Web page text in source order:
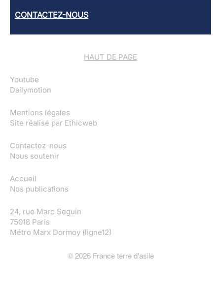
CONTACTEZ-NOUS
HAUT DE PAGE
Youtube
Dailymotion
Mentions légales
Site réalisé par Ethicweb
Contactez-nous
Nous soutenir
Accueil
Nos publications
24, rue Marc Seguin
75018 Paris
Métro Marx Dormoy (ligne12)
©2026France terre d'asile